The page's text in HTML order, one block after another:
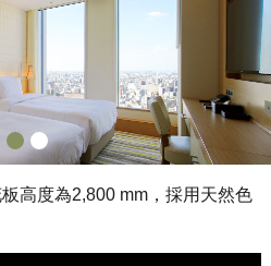
高度為2,800 mm，採用天然色